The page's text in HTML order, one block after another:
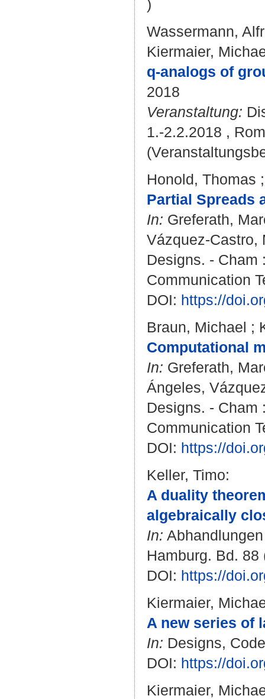
)
Wassermann,
Kiermaier,
q-analogs of
2018
Veranstaltung:
1.-2.2.2018 ,
Honold, Thomas
Partial Spreads
In: Greferath,
Vázquez-Castro,
Designs. - Cham
Communication
DOI: https://
Braun, Michael ;
Computational
In: Greferath,
Ángeles,
Designs. - Cham
Communication
DOI: https://
Keller, Timo:
A duality
algebraically
In:
Hamburg. Bd.
DOI: https://
Kiermaier,
A new series of
In: Designs,
DOI: https://
Kiermaier,